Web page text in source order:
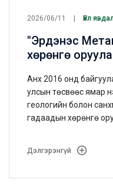
2026/06/11 Үйл
"Эрдэнэс
хөрөнгө
хийн нөөцийг
Анх 2016 онд
улсын төсвөөс ямар
геологийн болон
гадаадын хөрөнгө
Дэлгэрэнгүй